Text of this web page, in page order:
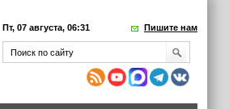
Пт, 07 августа, 06:31 Пишите нам